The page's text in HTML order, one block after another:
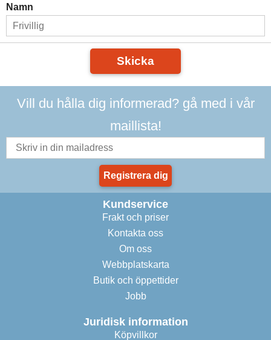
Namn
Skicka
Vill du hålla dig informerad? gå med i vår
maillista!
Registrera dig
Kundservice
Frakt och priser
Kontakta oss
Om oss
Webbplatskarta
Butik och öppettider
Jobb
Juridisk information
Köpvillkor